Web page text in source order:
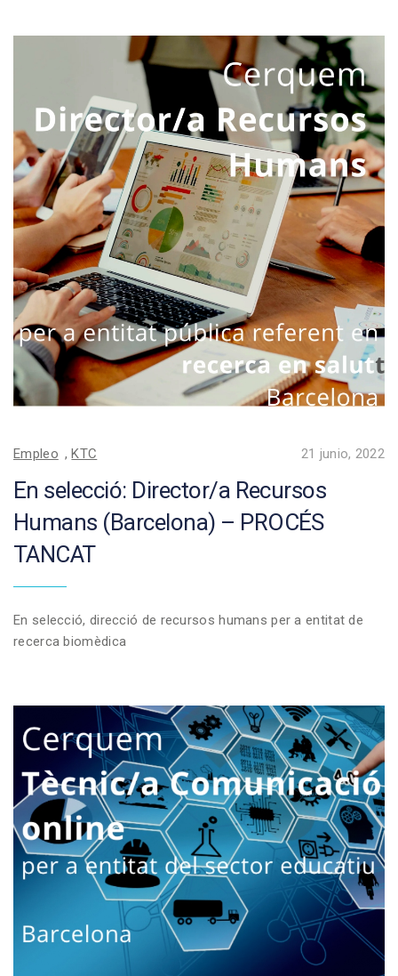
Empleo ,KTC 21 junio, 2022
En selecció: Director/a Recursos
Humans (Barcelona) – PROCÉS
TANCAT
En selecció, direcció de recursos humans per a entitat de
recerca biomèdica